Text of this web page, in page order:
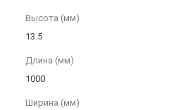
Высота (мм)
13.5
Длина (мм)
1000
Ширина (мм)